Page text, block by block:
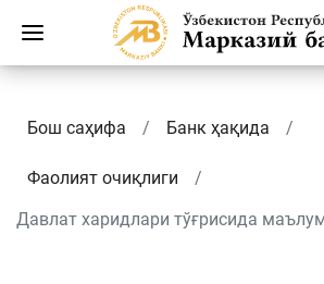
Бош саҳифа Банк ҳақида
Фаолият очиқлиги
Давлат харидлари тўғрисида